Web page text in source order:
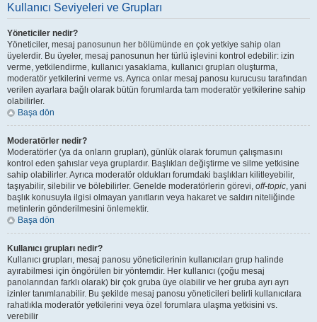
Kullanıcı Seviyeleri ve Grupları
Yöneticiler nedir?
Yöneticiler, mesaj panosunun her bölümünde en çok yetkiye sahip olan
üyelerdir. Bu üyeler, mesaj panosunun her türlü işlevini kontrol edebilir: izin
verme, yetkilendirme, kullanıcı yasaklama, kullanıcı grupları oluşturma,
moderatör yetkilerini verme vs. Ayrıca onlar mesaj panosu kurucusu tarafından
verilen ayarlara bağlı olarak bütün forumlarda tam moderatör yetkilerine sahip
olabilirler.
Başa dön
Moderatörler nedir?
Moderatörler (ya da onların grupları), günlük olarak forumun çalışmasını
kontrol eden şahıslar veya gruplardır. Başlıkları değiştirme ve silme yetkisine
sahip olabilirler. Ayrıca moderatör oldukları forumdaki başlıkları kilitleyebilir,
taşıyabilir, silebilir ve bölebilirler. Genelde moderatörlerin görevi, off-topic, yani
başlık konusuyla ilgisi olmayan yanıtların veya hakaret ve saldırı niteliğinde
metinlerin gönderilmesini önlemektir.
Başa dön
Kullanıcı grupları nedir?
Kullanıcı grupları, mesaj panosu yöneticilerinin kullanıcıları grup halinde
ayırabilmesi için öngörülen bir yöntemdir. Her kullanıcı (çoğu mesaj
panolarından farklı olarak) bir çok gruba üye olabilir ve her gruba ayrı ayrı
izinler tanımlanabilir. Bu şekilde mesaj panosu yöneticileri belirli kullanıcılara
rahatlıkla moderatör yetkilerini veya özel forumlara ulaşma yetkisini vs.
verebilir